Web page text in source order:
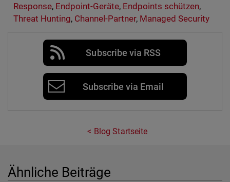
Response, Endpoint-Geräte, Endpoints schützen,
Threat Hunting, Channel-Partner, Managed Security
Subscribe via RSS
Subscribe via Email
Blog Startseite
Ähnliche Beiträge